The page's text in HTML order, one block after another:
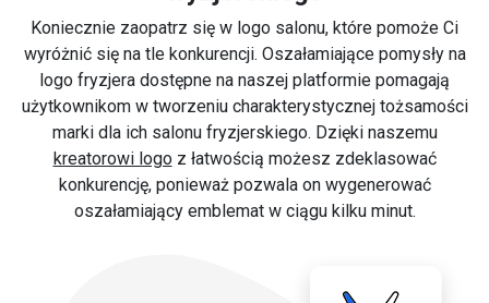
Koniecznie zaopatrz się w logo salonu, które pomoże Ci
wyróżnić się na tle konkurencji. Oszałamiające pomysły na
logo fryzjera dostępne na naszej platformie pomagają
użytkownikom w tworzeniu charakterystycznej tożsamości
marki dla ich salonu fryzjerskiego. Dzięki naszemu
kreatorowi logoz łatwością możesz zdeklasować
konkurencję, ponieważ pozwala on wygenerować
oszałamiający emblemat w ciągu kilku minut.